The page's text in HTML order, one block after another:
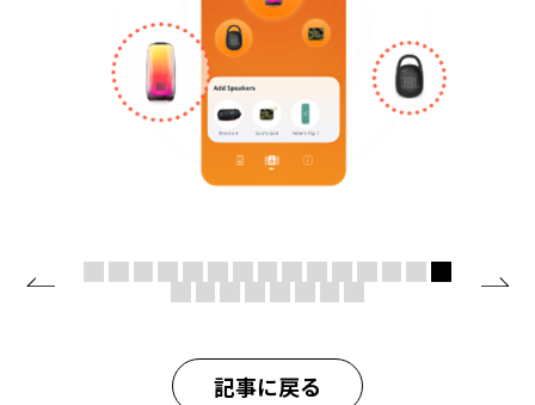
記事に戻る